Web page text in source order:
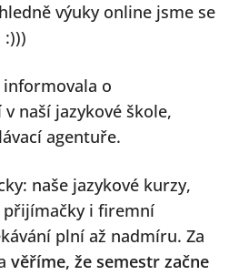
výuky online jsme se
informovala o
naší jazykové škole,
agentuře.
naše jazykové kurzy,
i firemní
plní až nadmíru. Za
věříme, že semestr začne